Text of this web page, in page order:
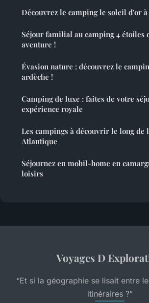
Découvrez le camping le soleil d'or
Séjour familial au camping 4 étoiles
aventure !
Évasion nature : découvrez le
ardèche !
Camping de luxe : faites de votre
expérience royale
Les campings à découvrir le long de
Atlantique
Séjournez en mobil-home en
loisirs
Voyages D
“Et si la géographie se lisait entre
itinéraires ?”